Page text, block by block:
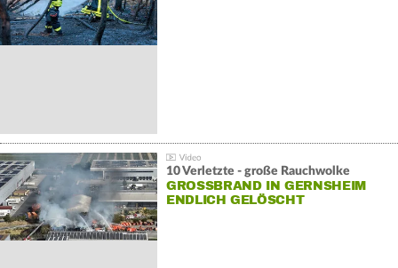
10 Verletzte - große Rauchwolke
GROSSBRAND IN GERNSHEIM E
NDLICH GELÖSCHT